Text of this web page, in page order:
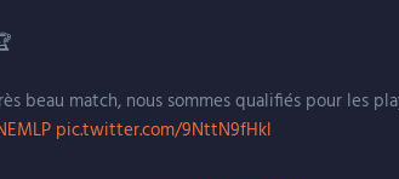
beau match, nous sommes qualifiés pour les
pic.twitter.com/9NttN9fHkl